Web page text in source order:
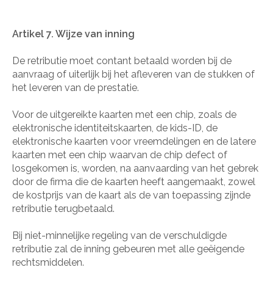
Artikel 7. Wijze van inning
De retributie moet contant betaald worden bij de
aanvraag of uiterlijk bij het afleveren van de stukken of
het leveren van de prestatie.
Voor de uitgereikte kaarten met een chip, zoals de
elektronische identiteitskaarten, de kids-ID, de
elektronische kaarten voor vreemdelingen en de latere
kaarten met een chip waarvan de chip defect of
losgekomen is, worden, na aanvaarding van het gebrek
door de firma die de kaarten heeft aangemaakt, zowel
de kostprijs van de kaart als de van toepassing zijnde
retributie terugbetaald.
Bij niet-minnelijke regeling van de verschuldigde
retributie zal de inning gebeuren met alle geëigende
rechtsmiddelen.